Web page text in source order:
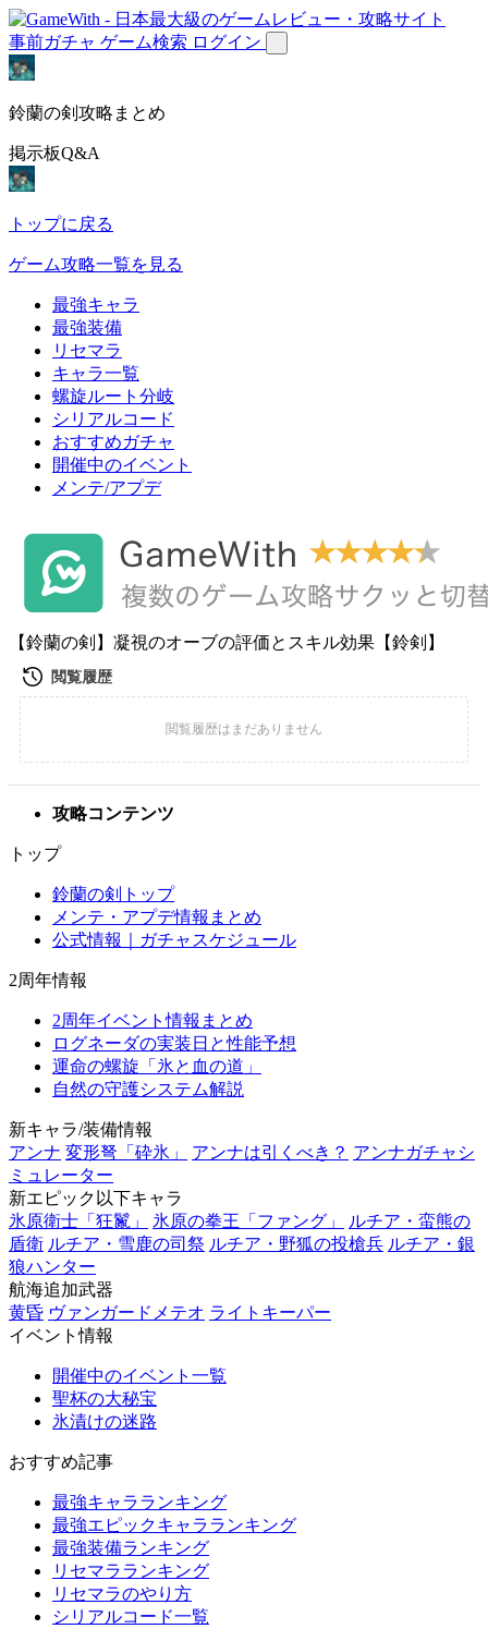
事前ガチャ ゲーム検索 ログイン
鈴蘭の剣攻略まとめ
掲示板Q&A
トップに戻る
ゲーム攻略一覧を見る
最強キャラ
最強装備
リセマラ
キャラ一覧
螺旋ルート分岐
シリアルコード
おすすめガチャ
開催中のイベント
メンテ/アプデ
【鈴蘭の剣】凝視のオーブの評価とスキル効果【鈴剣】
攻略コンテンツ
トップ
鈴蘭の剣トップ
メンテ・アプデ情報まとめ
公式情報｜ガチャスケジュール
2周年情報
2周年イベント情報まとめ
ログネーダの実装日と性能予想
運命の螺旋「氷と血の道」
自然の守護システム解説
新キャラ/装備情報
アンナ 変形弩「砕氷」 アンナは引くべき？ アンナガチャシ
ミュレーター
新エピック以下キャラ
氷原衛士「狂鬣」
氷原の拳王「ファング」
ルチア・蛮熊の
盾衛 ルチア・雪鹿の司祭 ルチア・野狐の投槍兵 ルチア・銀
狼ハンター
航海追加武器
黄昏 ヴァンガードメテオ ライトキーパー
イベント情報
開催中のイベント一覧
聖杯の大秘宝
氷漬けの迷路
おすすめ記事
最強キャラランキング
最強エピックキャラランキング
最強装備ランキング
リセマラランキング
リセマラのやり方
シリアルコード一覧